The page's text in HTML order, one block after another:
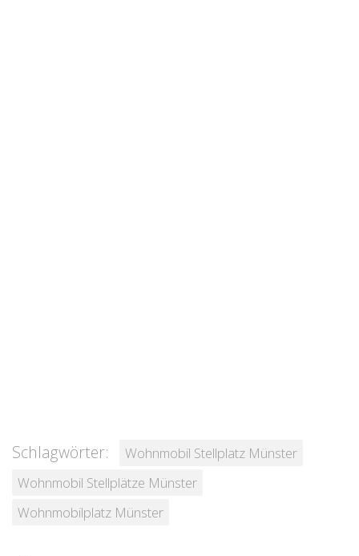
Schlagwörter:
Wohnmobil Stellplatz Münster
Wohnmobil Stellplätze Münster
Wohnmobilplatz Münster